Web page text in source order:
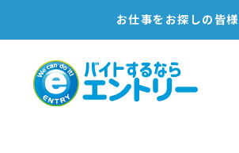
お仕事を お探しの皆様